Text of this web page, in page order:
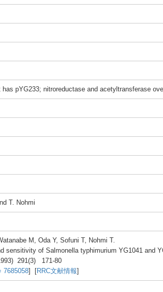
has pYG233; nitroreductase and acety ltransferase
T. Nohmi
abe M, Oda Y, Sofuni T, Nohmi T.
sensitivity of Salmonellatyphimurium YG1041 and
) 291(3) 171-80
7685058 RRC文献情報